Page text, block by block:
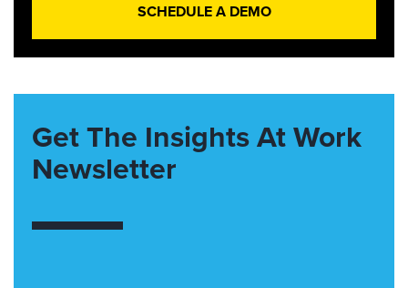
SCHEDULE A DEMO
Get The Insights At Work
Newsletter